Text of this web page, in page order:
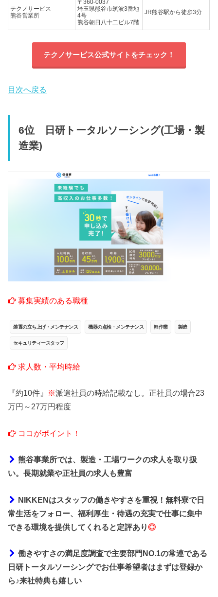
テクノサービス
熊谷営業所
〒360-0037
埼玉県熊谷市筑波3番地
4号
熊谷朝日八十二ビル7階
JR熊谷駅から徒歩3分
テクノサービス公式サイトをチェック！
目次へ戻る
6位 日研トータルソーシング(工場・製
造業)
募集実績のある職種
装置の立ち上げ・メンテナンス 機器の点検・メンテナンス 軽作業 製造
セキュリティースタッフ
求人数・平均時給
『約10件』 ※派遣社員の時給記載なし。正社員の場合23
万円～27万円程度
ココがポイント！
熊谷事業所では、製造・工場ワークの求人を取り扱
い。長期就業や正社員の求人も豊富
NIKKENはスタッフの働きやすさを重視！無料寮で日
常生活をフォロー、福利厚生・待遇の充実で仕事に集中
できる環境を提供してくれると定評あり◎
働きやすさの満足度調査で主要部門NO.1の常連である
日研トータルソーシングでお仕事希望者はまずは登録か
ら♪来社特典も嬉しい